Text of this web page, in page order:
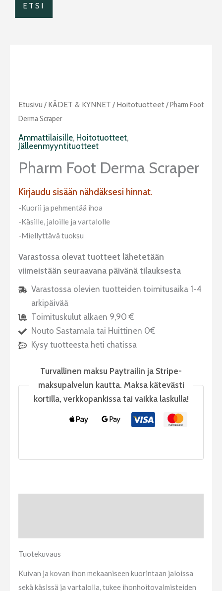
Etusivu / KÄDET & KYNNET / Hoitotuotteet/ Pharm Foot
Derma Scraper
Ammattilaisille, Hoitotuotteet,
Jälleenmyyntituotteet
Pharm Foot Derma Scraper
Kirjaudu sisään nähdäksesi hinnat.
-Kuorii ja pehmentää ihoa
-Käsille, jaloille ja vartalolle
-Miellyttävä tuoksu
Varastossa olevat tuotteet lähetetään
viimeistään seuraavana päivänä tilauksesta
Varastossa olevien tuotteiden toimitusaika 1-4
arkipäivää
Toimituskulut alkaen 9,90 €
Nouto Sastamala tai Huittinen 0€
Kysy tuotteesta heti chatissa
Turvallinen maksu Paytrailin ja Stripe-
maksupalvelun kautta. Maksa kätevästi
kortilla, verkkopankissa tai vaikka laskulla!
Tuotekuvaus
Kuivan ja kovan ihon mekaaniseen kuorintaan jaloissa
sekä käsissä ja vartalolla, tukee ihonhoitovalmisteiden
ETSI